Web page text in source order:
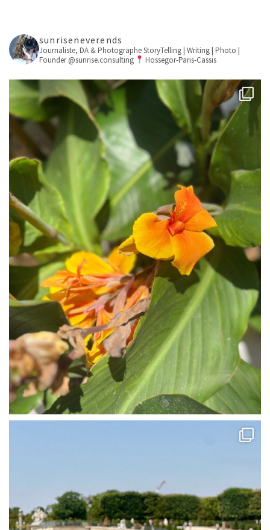
sunriseneverends
Journaliste, DA & PhotographeStoryTelling | Writing | Photo |
Founder @sunrise.consulting
Hossegor-Paris-Cassis